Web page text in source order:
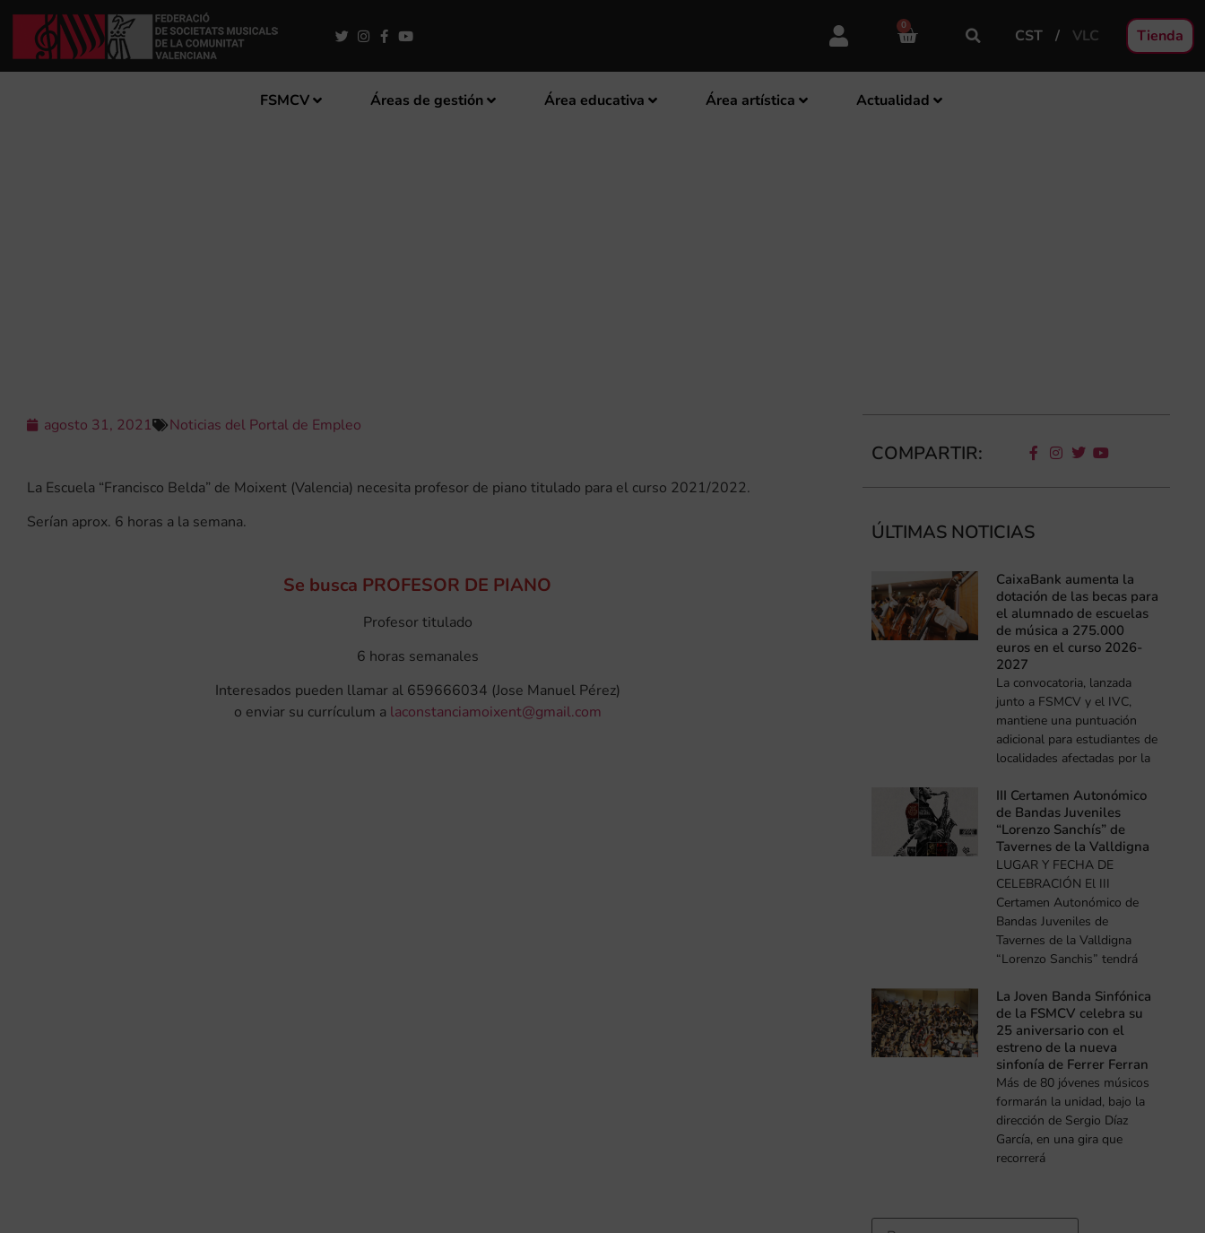
0
CST VLC Tienda
FSMCV Áreas de gestión Área educativa Área artística Actualidad
agosto 31, 2021 Noticias del Portal de Empleo
La Escuela “Francisco Belda” de Moixent (Valencia) necesita profesor de piano titulado para el curso 2021/2022.
Serían aprox. 6 horas a la semana.
Se busca PROFESOR DE PIANO
Profesor titulado
6 horas semanales
Interesados pueden llamar al 659666034 (Jose Manuel Pérez)
o enviar su currículum a laconstanciamoixent@gmail.com
COMPARTIR:
ÚLTIMAS NOTICIAS
CaixaBank aumenta la
dotación de las becas para
el alumnado de escuelas
de música a 275.000
euros en el curso 2026-
2027
La convocatoria, lanzada
junto a FSMCV y el IVC,
mantiene una puntuación
adicional para estudiantes de
localidades afectadas por la
III Certamen Autonómico
de Bandas Juveniles
“Lorenzo Sanchís” de
Tavernes de la Valldigna
LUGAR Y FECHA DE
CELEBRACIÓN El III
Certamen Autonómico de
Bandas Juveniles de
Tavernes de la Valldigna
“Lorenzo Sanchis” tendrá
La Joven Banda Sinfónica
de la FSMCV celebra su
25 aniversario con el
estreno de la nueva
sinfonía de Ferrer Ferran
Más de 80 jóvenes músicos
formarán la unidad, bajo la
dirección de Sergio Díaz
García, en una gira que
recorrerá